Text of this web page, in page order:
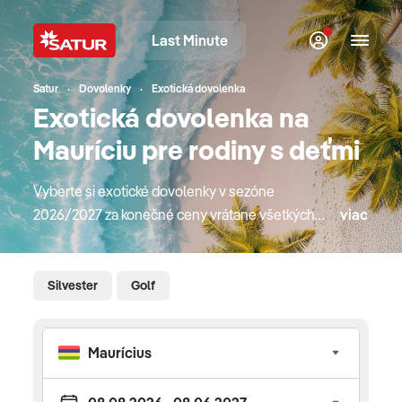
Last Minute
Satur Dovolenky Exotická dovolenka
Exotická dovolenka na
Mauríciu pre rodiny s deťmi
Vyberte si exotické dovolenky v sezóne
2026/2027 za konečné ceny vrátane všetkých
poplatkov. V našej ponuke nájdete obľúbené
Seychely, ale aj Maurícius, Mexiko či Dominikánsku
hoteloch, či už na pobytoch pri mori alebo
poznávacích zájazdoch. Do exotiky lietame na
pravidelných letoch priamo z Bratislavy, Košíc
viac
Silvester Golf